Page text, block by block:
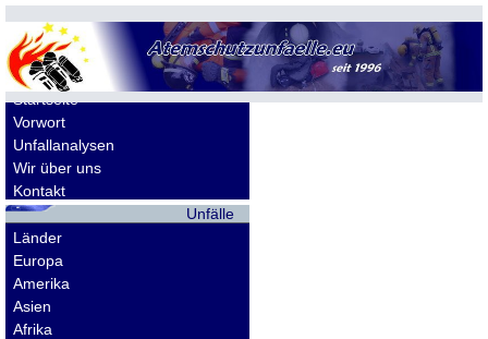
Allgemeines
Startseite
Vorwort
Unfallanalysen
Wir über uns
Kontakt
Unfälle
Länder
Europa
Amerika
Asien
Afrika